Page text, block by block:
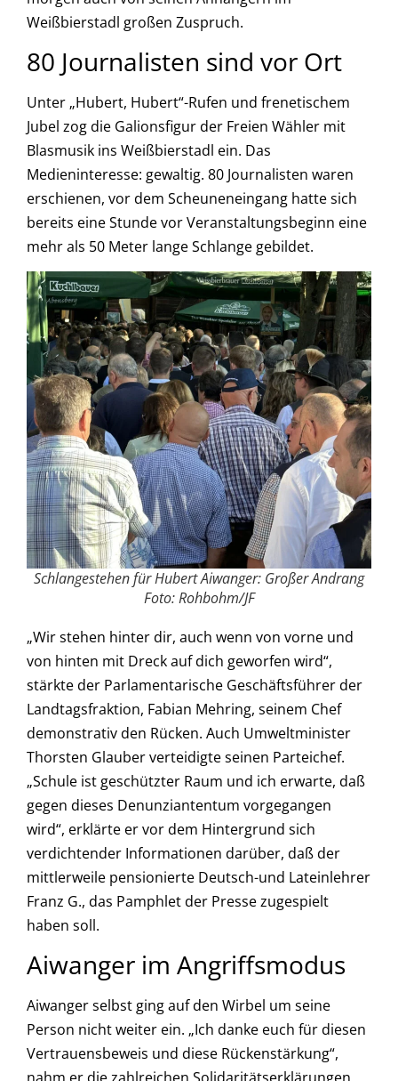
Weißbierstadl großen Zuspruch.
80 Journalisten sind vor Ort
Unter „Hubert, Hubert“-Rufen und frenetischem
Jubel zog die Galionsfigur der Freien Wähler mit
Blasmusik ins Weißbierstadl ein. Das
Medieninteresse: gewaltig. 80 Journalisten waren
erschienen, vor dem Scheuneneingang hatte sich
bereits eine Stunde vor Veranstaltungsbeginn eine
mehr als 50 Meter lange Schlange gebildet.
Schlangestehen für Hubert Aiwanger: Großer Andrang
Foto: Rohbohm/JF
„Wir stehen hinter dir, auch wenn von vorne und
von hinten mit Dreck auf dich geworfen wird“,
stärkte der Parlamentarische Geschäftsführer der
Landtagsfraktion, Fabian Mehring, seinem Chef
demonstrativ den Rücken. Auch Umweltminister
Thorsten Glauber verteidigte seinen Parteichef.
„Schule ist geschützter Raum und ich erwarte, daß
gegen dieses Denunziantentum vorgegangen
wird“, erklärte er vor dem Hintergrund sich
verdichtender Informationen darüber, daß der
mittlerweile pensionierte Deutsch-und Lateinlehrer
Franz G., das Pamphlet der Presse zugespielt
haben soll.
Aiwanger im Angriffsmodus
Aiwanger selbst ging auf den Wirbel um seine
Person nicht weiter ein. „Ich danke euch für diesen
Vertrauensbeweis und diese Rückenstärkung“,